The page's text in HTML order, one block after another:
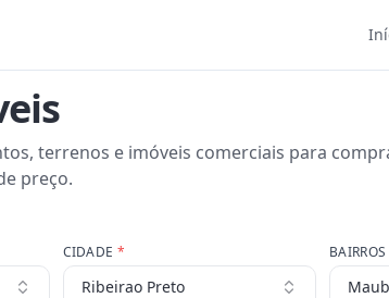
terrenos e imóveis comerciais para
preço.
CIDADE *
Ribeirao Preto
BAIRROS